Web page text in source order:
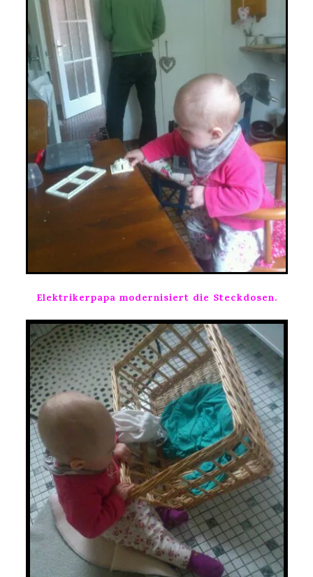
Elektrikerpapa modernisiert die Steckdosen.